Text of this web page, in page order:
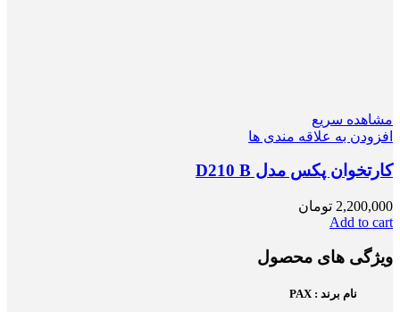
مشاهده سریع
افزودن به علاقه مندی ها
کارتخوان پکس مدل D210 B
2,200,000 تومان
Add to cart
ویژگی های محصول
نام برند : PAX